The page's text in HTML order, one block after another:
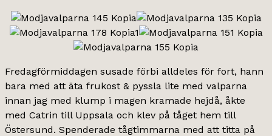
Fredagförmiddagen susade förbi alldeles för fort, hann
bara med att äta frukost & pyssla lite med valparna
innan jag med klump i magen kramade hejdå, åkte
med Catrin till Uppsala och klev på tåget hem till
Östersund. Spenderade tågtimmarna med att titta på